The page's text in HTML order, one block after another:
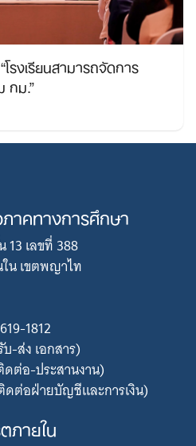
รงเรียนสามารถจัดการ
กม.”
าคทางการศึกษา
13 เลขที่ 388
น เขตพญาไท
1812
-ส่ง เอกสาร)
ดต่อ-ประสานงาน)
ดต่อฝ่ายบัญชีและการเงิน)
ภายใน